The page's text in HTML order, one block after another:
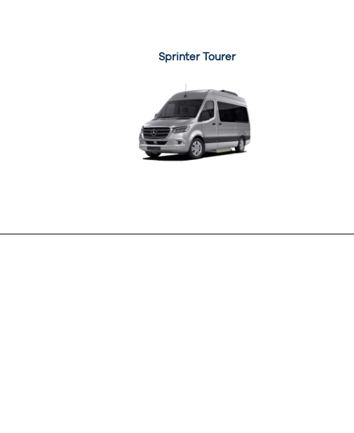
Sprinter Tourer